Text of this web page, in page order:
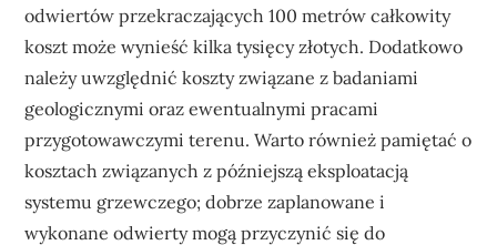
odwiertów przekraczających 100 metrów całkowity
koszt może wynieść kilka tysięcy złotych. Dodatkowo
należy uwzględnić koszty związane z badaniami
geologicznymi oraz ewentualnymi pracami
przygotowawczymi terenu. Warto również pamiętać o
kosztach związanych z późniejszą eksploatacją
systemu grzewczego; dobrze zaplanowane i
wykonane odwierty mogą przyczynić się do